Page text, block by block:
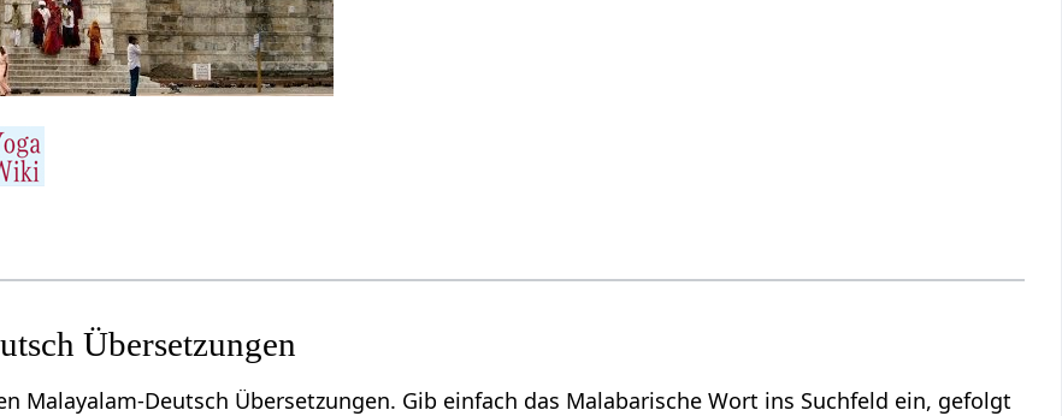
Übersetzungen
Malayalam-Deutsch Übersetzungen. Gib einfach das Malabarische Wort ins Suchfeld ein, gefolgt